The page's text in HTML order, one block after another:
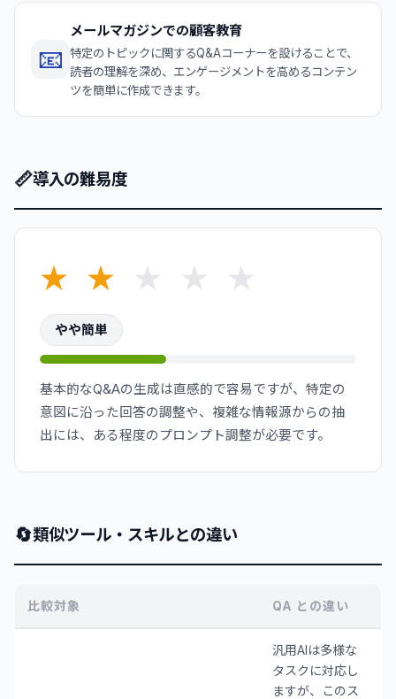
📧
メールマガジンでの顧客教育
特定のトピックに関するQ&Aコーナーを設けることで、
読者の理解を深め、エンゲージメントを高めるコンテン
ツを簡単に作成できます。
📏導入の難易度
★ ★ ★ ★ ★
やや簡単
基本的なQ&Aの生成は直感的で容易ですが、特定の
意図に沿った回答の調整や、複雑な情報源からの抽
出には、ある程度のプロンプト調整が必要です。
🔄類似ツール・スキルとの違い
比較対象 QA との違い
汎用AIは多様な
タスクに対応し
ますが、このス